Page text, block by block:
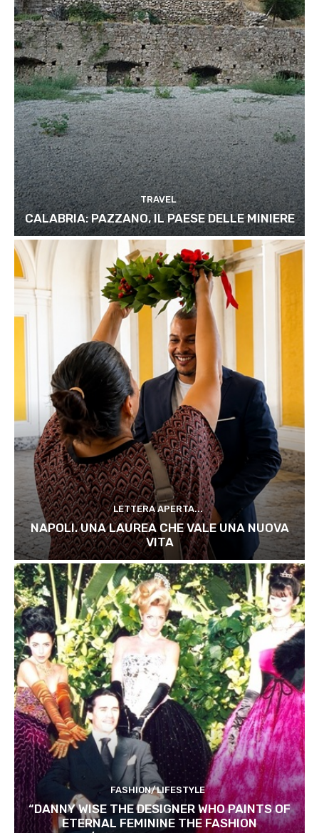
TRAVEL
CALABRIA: PAZZANO, IL PAESE DELLE MINIERE
LETTERA APERTA...
NAPOLI. UNA LAUREA CHE VALE UNA NUOVA
VITA
FASHION/LIFESTYLE
“DANNY WISE THE DESIGNER WHO PAINTS OF
ETERNAL FEMININE THE FASHION